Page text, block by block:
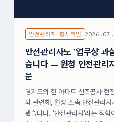
안전관리자 형사책임
안전관리자도 '업무상 과
습니다 — 원청 안전관리
문
경기도의 한 아파트 신축공사 현
와 관련해, 원청 소속 안전관리
됐습니다. '안전관리자'라는 직함